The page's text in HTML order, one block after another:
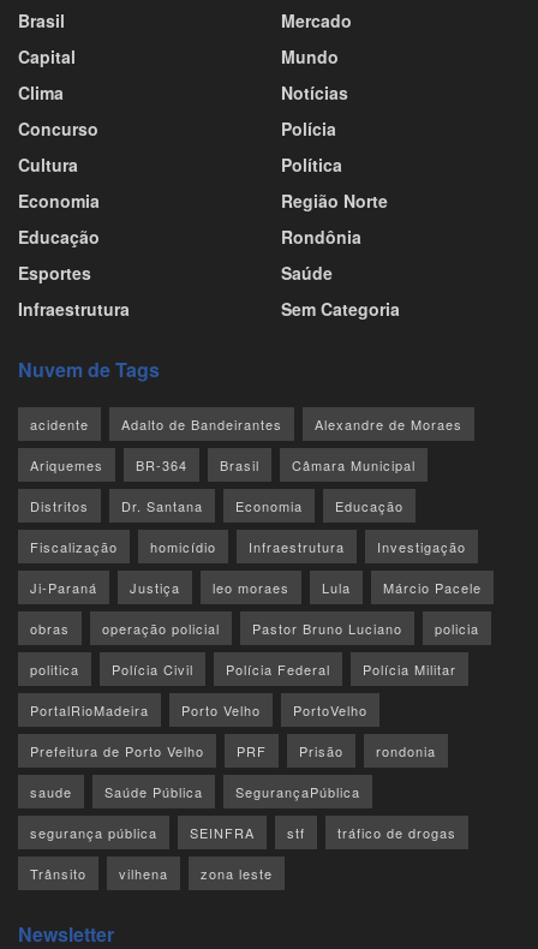
Brasil
Capital
Clima
Concurso
Cultura
Economia
Educação
Esportes
Infraestrutura
Mercado
Mundo
Notícias
Polícia
Política
Região Norte
Rondônia
Saúde
Sem Categoria
Nuvem de Tags
acidente Adalto de Bandeirantes Alexandre de Moraes
Ariquemes BR-364 Brasil Câmara Municipal
Distritos Dr. Santana Economia Educação
Fiscalização homicídio Infraestrutura Investigação
Ji-Paraná Justiça leo moraes Lula Márcio Pacele
obras operação policial Pastor Bruno Luciano policia
politica Polícia Civil Polícia Federal Polícia Militar
PortalRioMadeira Porto Velho PortoVelho
Prefeitura de Porto Velho PRF Prisão rondonia
saude Saúde Pública SegurançaPública
segurança pública SEINFRA stf tráfico de drogas
Trânsito vilhena zona leste
Newsletter